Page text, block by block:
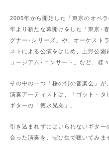
2005年から開始した「東京のオペ
年より新たな幕開けをした「東京･
グナー･シリーズ」や、オーケスト
ストによる公演をはじめ、上野公園
ュージアム･コンサート」など、様
その中の一つ「桜の街の音楽会」が
演奏アーティストは、「ゴット・タ
ギターの「徳永兄弟」。
引き込まれずにはいられないギタ
合った演奏を、ぜひ生で聴いてみま